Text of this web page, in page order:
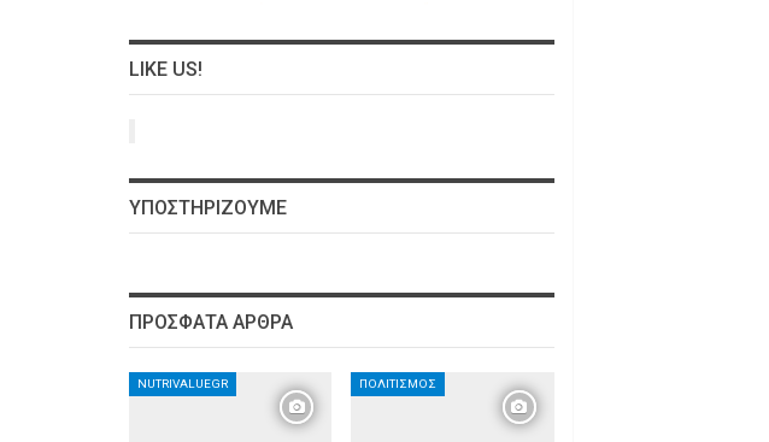
LIKE US!
ΥΠΟΣΤΗΡΙΖΟΥΜΕ
ΠΡΌΣΦΑΤΑ ΆΡΘΡΑ
NUTRIVALUEGR ΠΟΛΙΤΙΣΜΌΣ